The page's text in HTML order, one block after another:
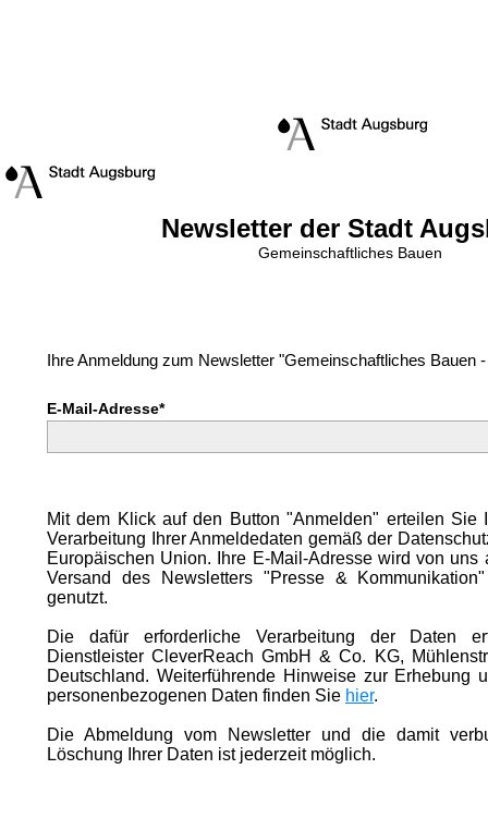
Newsletter der Stadt
Gemeinschaftliches Bauen
Ihre Anmeldung zum Newsletter "Gemeinschaftliches Bauen
E-Mail-Adresse*
Mit dem Klick auf den Button "Anmelden" erteilen Sie
Verarbeitung Ihrer Anmeldedaten gemäß der
Europäischen Union. Ihre E-Mail-Adresse wird von uns
Versand des Newsletters "Presse &
genutzt.
Die dafür erforderliche Verarbeitung der Daten
Dienstleister CleverReach GmbH & Co. KG,
Deutschland. Weiterführende Hinweise zur Erhebung
personenbezogenen Daten finden Sie hier.
Die Abmeldung vom Newsletter und die damit
Löschung Ihrer Daten ist jederzeit möglich.